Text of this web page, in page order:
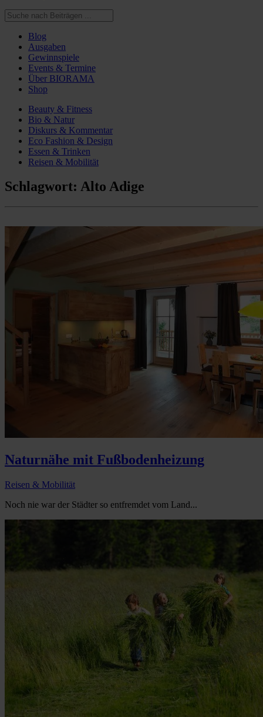
Blog
Ausgaben
Gewinnspiele
Events & Termine
Über BIORAMA
Shop
Beauty & Fitness
Bio & Natur
Diskurs & Kommentar
Eco Fashion & Design
Essen & Trinken
Reisen & Mobilität
Schlagwort: Alto Adige
Naturnähe mit Fußbodenheizung
Reisen & Mobilität
Noch nie war der Städter so entfremdet vom Land...